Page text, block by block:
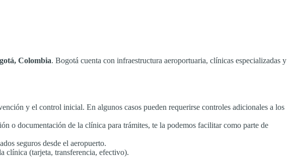
Colombia. Bogotá cuenta con infraestructura aeroportuaria, clínicas especializadas y
y el control inicial. En algunos casos pueden requerirse controles adicionales a los
o documentación de la clínica para trámites, te la podemos facilitar como parte de
seguros desde el aeropuerto.
clínica (tarjeta, transferencia, efectivo).